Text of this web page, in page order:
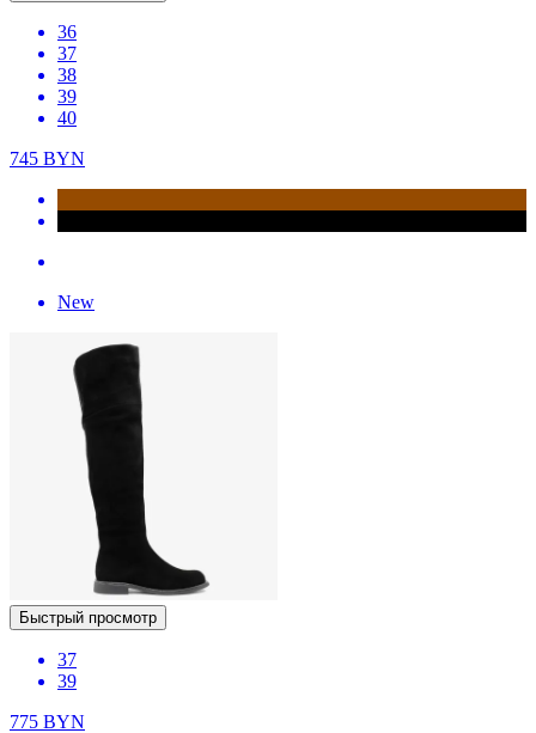
36
37
38
39
40
745 BYN
New
Быстрый просмотр
37
39
775 BYN